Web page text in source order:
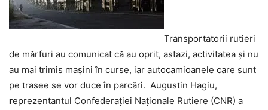
Transportatorii rutieri
de mărfuri au comunicat că au oprit, astazi, activitatea şi nu
au mai trimis maşini în curse, iar autocamioanele care sunt
pe trasee se vor duce în parcări. Augustin Hagiu,
reprezentantul Confederaţiei Naţionale Rutiere (CNR) a